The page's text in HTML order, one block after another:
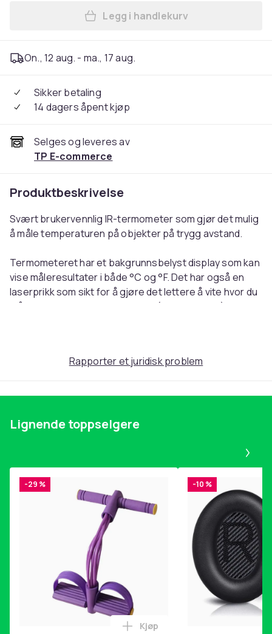
Legg IR-termometer -50 -
Legg i handlekurv
On., 12 aug. - ma., 17 aug.
Sikker betaling
14 dagers åpent kjøp
Selges og leveres av
TP E-commerce
Produktbeskrivelse
Svært brukervennlig IR-termometer som gjør det mulig
å måle temperaturen på objekter på trygg avstand.
Termometeret har et bakgrunnsbelyst display som kan
vise måleresultater i både °C og °F. Det har også en
laserprikk som sikt for å gjøre det lettere å vite hvor du
måler. Drives av 2 AAA-batterier (ikke inkludert)
Rapporter et juridisk problem
Lignende toppselgere
-29 %
Kjøp
-10 %